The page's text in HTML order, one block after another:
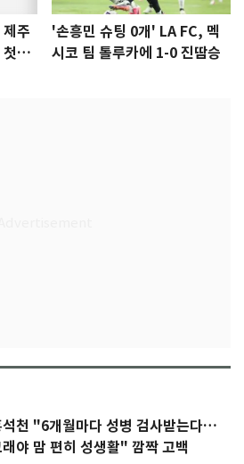
주
승
'손흥민 슈팅 0개' LA FC, 멕
시코 팀 톨루카에 1-0 진땀승
석천 "6개월마다 성병 검사받는다…
야 맘 편히 성생활" 깜짝 고백